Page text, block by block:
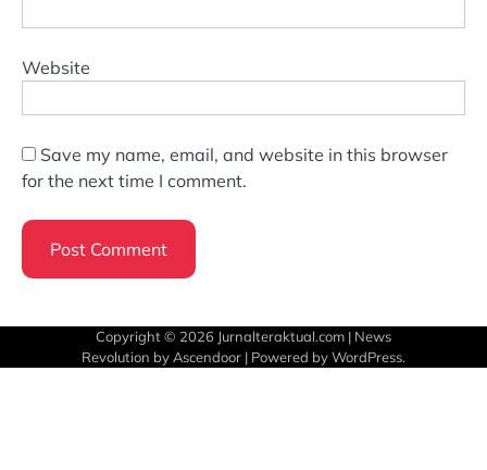
Website
Save my name, email, and website in this browser
for the next time I comment.
Copyright © 2026 Jurnalteraktual.com | News
Revolution by Ascendoor | Powered byWordPress.